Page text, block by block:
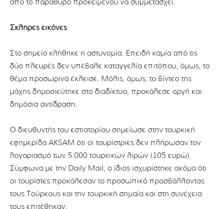
από το παράθυρο προκειμένου να συμμετάσχει.
Σκληρές εικόνες
Στο σημείο κλήθηκε η αστυνομία. Επειδή καμία από τις
δύο πλευρές δεν υπέβαλε καταγγελία επιτόπου, όμως, το
θέμα προσωρινά έκλεισε. Μόλις, όμως, το βίντεο της
μάχης δημοσιεύτηκε στο διαδίκτυο, προκάλεσε οργή και
δημόσια αντίδραση.
Ο διευθυντής του εστιατορίου σημείωσε στην τουρκική
εφημερίδα AKSAM ότι οι τουρίστριες δεν πλήρωσαν τον
λογαριασμό των 5.000 τουρκικών λιρών (105 ευρώ).
Σύμφωνα με την Daily Mail, ο ίδιος ισχυρίστηκε ακόμα ότι
οι τουρίστες προκάλεσαν το προσωπικό προσβάλλοντας
τους Τούρκους και την τουρκική σημαία και στη συνέχεια
τους επιτέθηκαν.